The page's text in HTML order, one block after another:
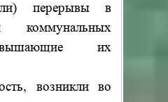
перерывы в
коммунальных
их
возникли во